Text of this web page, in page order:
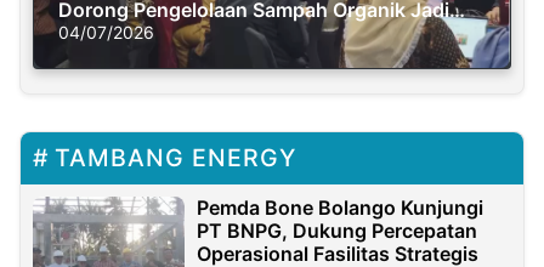
Dorong Pengelolaan Sampah Organik Jadi
Solusi Krisis Iklim
04/07/2026
TAMBANG ENERGY
Pemda Bone Bolango Kunjungi
PT BNPG, Dukung Percepatan
Operasional Fasilitas Strategis